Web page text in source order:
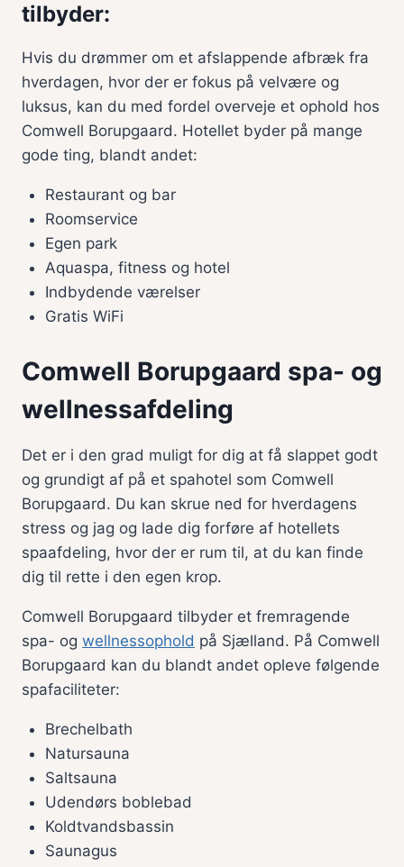
tilbyder:
Hvis du drømmer om et afslappende afbræk fra
hverdagen, hvor der er fokus på velvære og
luksus, kan du med fordel overveje et ophold hos
Comwell Borupgaard. Hotellet byder på mange
gode ting, blandt andet:
Restaurant og bar
Roomservice
Egen park
Aquaspa, fitness og hotel
Indbydende værelser
Gratis WiFi
Comwell Borupgaard spa- og
wellnessafdeling
Det er i den grad muligt for dig at få slappet godt
og grundigt af på et spahotel som Comwell
Borupgaard. Du kan skrue ned for hverdagens
stress og jag og lade dig forføre af hotellets
spaafdeling, hvor der er rum til, at du kan finde
dig til rette i den egen krop.
Comwell Borupgaard tilbyder et fremragende
spa- og wellnessophold på Sjælland. På Comwell
Borupgaard kan du blandt andet opleve følgende
spafaciliteter:
Brechelbath
Natursauna
Saltsauna
Udendørs boblebad
Koldtvandsbassin
Saunagus